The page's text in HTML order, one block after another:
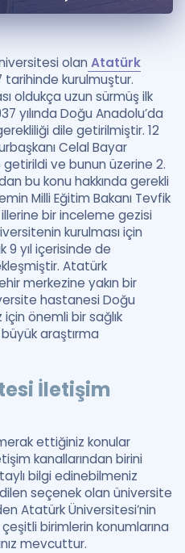
olan Atatürk
tarihinde kurulmuştur.
oldukça uzun sürmüş ilk
yılında Doğu Anadolu’da
dile getirilmiştir. 12
Celal Bayar
ve bunun üzerine 2.
bu konu hakkında gerekli
Milli Eğitim Bakanı Tevfik
bir inceleme gezisi
kurulması için
9 yıl içerisinde de
Atatürk
merkezine yakın bir
hastanesi Doğu
önemli bir sağlık
araştırma
İletişim
ettiğiniz konular
kanallarından birini
bilgi edinebilmeniz
seçenek olan üniversite
Atatürk Üniversitesi’nin
birimlerin konumlarına
mevcuttur.